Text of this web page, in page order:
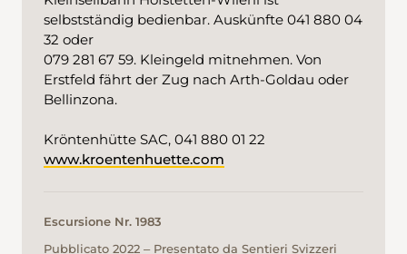
selbstständig bedienbar. Auskünfte 041 880 04
32 oder
079 281 67 59. Kleingeld mitnehmen. Von
Erstfeld fährt der Zug nach Arth-Goldau oder
Bellinzona.
Kröntenhütte SAC, 041 880 01 22
www.kroentenhuette.com
Escursione Nr. 1983
Pubblicato 2022 ‒ Presentato da Sentieri Svizzeri